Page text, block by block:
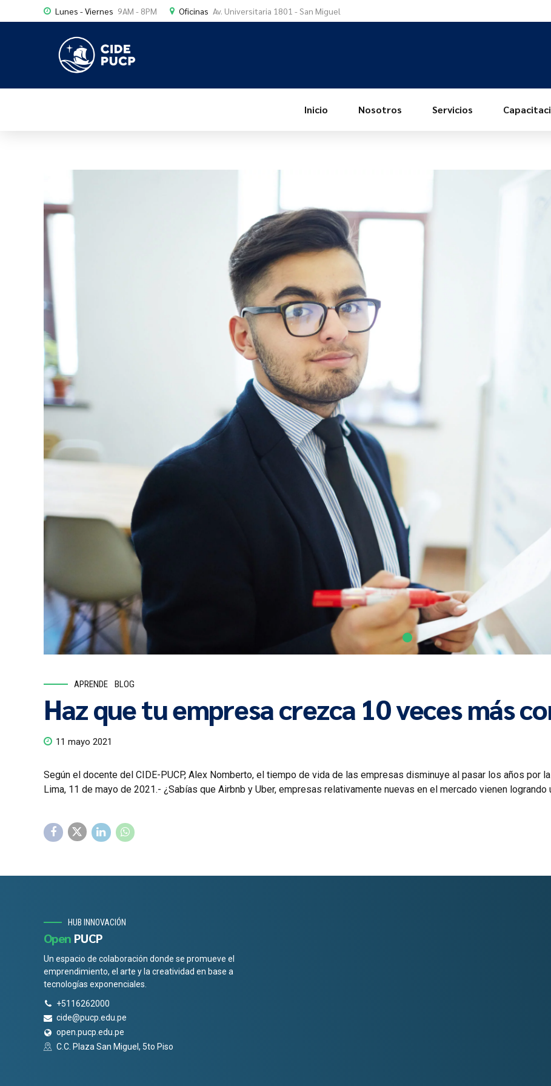
Lunes - Viernes 9AM - 8PM Oficinas Av. Universitaria 1801 - San Miguel
Inicio Nosotros Servicios
APRENDE BLOG
Haz que tu empresa crezca 10 veces más
11 mayo 2021
Según el docente del CIDE-PUCP, Alex Nomberto, el tiempo de vida de las empresas disminuye al pasar los años por
Lima, 11 de mayo de 2021.- ¿Sabías que Airbnb y Uber, empresas relativamente nuevas en el mercado vienen
HUB INNOVACIÓN
Open PUCP
Un espacio de colaboración donde se promueve el
emprendimiento, el arte y la creatividad en base a
tecnologías exponenciales.
+5116262000
cide@pucp.edu.pe
open.pucp.edu.pe
C.C. Plaza San Miguel, 5to Piso